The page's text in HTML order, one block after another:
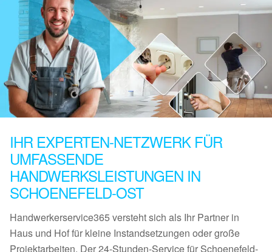
IHR EXPERTEN-NETZWERK FÜR
UMFASSENDE
HANDWERKSLEISTUNGEN IN
SCHOENEFELD-OST
Handwerkerservice365 versteht sich als Ihr Partner in
Haus und Hof für kleine Instandsetzungen oder große
Projektarbeiten. Der 24-Stunden-Service für Schoenefeld-